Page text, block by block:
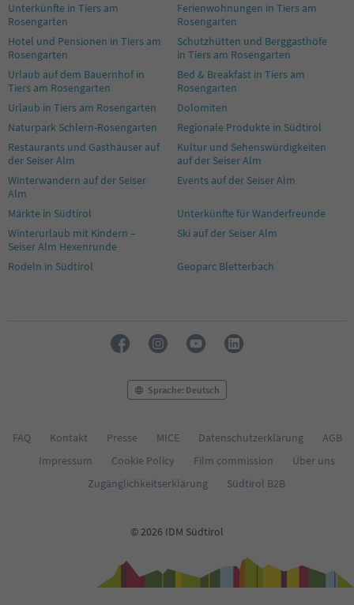
Unterkünfte in Tiers am
Rosengarten
Ferienwohnungen in Tiers am
Rosengarten
Hotel und Pensionen in Tiers am
Rosengarten
Schutzhütten und Berggasthöfe
in Tiers am Rosengarten
Urlaub auf dem Bauernhof in
Tiers am Rosengarten
Bed & Breakfast in Tiers am
Rosengarten
Urlaub in Tiers am Rosengarten
Dolomiten
Naturpark Schlern-Rosengarten
Regionale Produkte in Südtirol
Restaurants und Gasthäuser auf
der Seiser Alm
Kultur und Sehenswürdigkeiten
auf der Seiser Alm
Winterwandern auf der Seiser
Alm
Events auf der Seiser Alm
Märkte in Südtirol
Unterkünfte für Wanderfreunde
Winterurlaub mit Kindern –
Seiser Alm Hexenrunde
Ski auf der Seiser Alm
Rodeln in Südtirol Geoparc Bletterbach
Sprache: Deutsch
FAQ Kontakt Presse MICE Datenschutzerklärung
AGB
Impressum
Cookie Policy Film commission
Über uns
Zugänglichkeitserklärung
Südtirol B2B
© 2026 IDM Südtirol